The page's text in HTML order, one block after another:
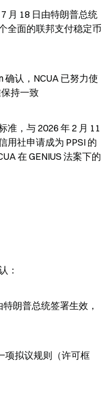
月 18 日由特朗普总统
全面的联邦支付稳定币
确认，NCUA 已努力使
持一致
准，与 2026 年 2 月 11
用社申请成为 PPSI 的
在 GENIUS 法案下的
：
特朗普总统签署生效，
项拟议规则（许可框